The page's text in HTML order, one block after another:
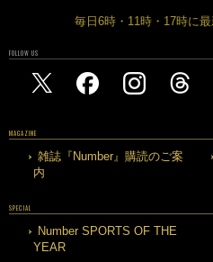
毎日6時・11時・17時に
FOLLOW US
MAGAZINE
雑誌『Number』購読のご案
内
SPECIAL
Number SPORTS OF THE
YEAR